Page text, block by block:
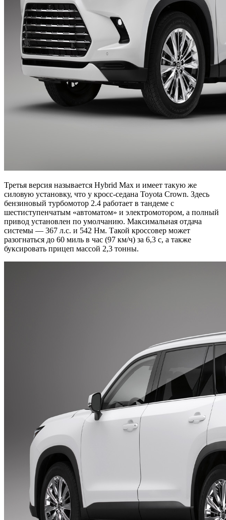
Третья версия называется Hybrid Max и имеет такую же
силовую установку, что у кросс-седана Toyota Crown. Здесь
бензиновый турбомотор 2.4 работает в тандеме с
шестиступенчатым «автоматом» и электромотором, а полный
привод установлен по умолчанию. Максимальная отдача
системы — 367 л.с. и 542 Нм. Такой кроссовер может
разогнаться до 60 миль в час (97 км/ч) за 6,3 с, а также
буксировать прицеп массой 2,3 тонны.